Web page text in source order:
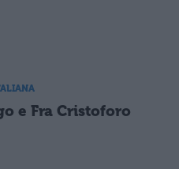
e Fra Cristoforo